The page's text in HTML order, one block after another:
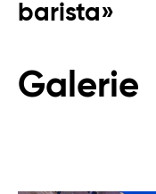
barista»
Galerie